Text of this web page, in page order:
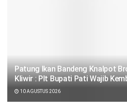
Patung Ikan Bandeng Knalpot
Kliwir : Plt Bupati Pati Wajib
10 AGUSTUS 2026